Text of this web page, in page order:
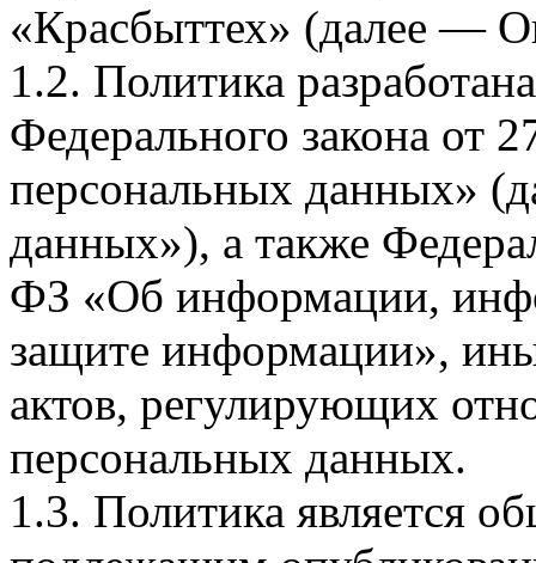
«Красбыттех» (далее —
1.2. Политика
Федерального закона
персональных данных»
данных»), а также
ФЗ «Об информации,
защите информации»,
актов, регулирующих
персональных данных.
1.3. Политика является